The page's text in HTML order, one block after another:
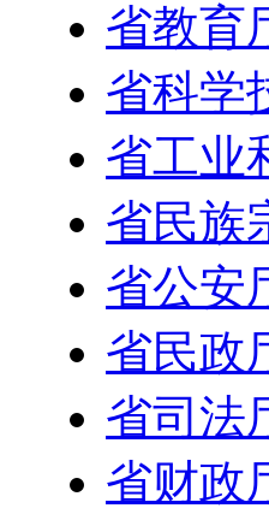
省教育
省科学
省工业
省民族
省公安
省民政
省司法
省财政